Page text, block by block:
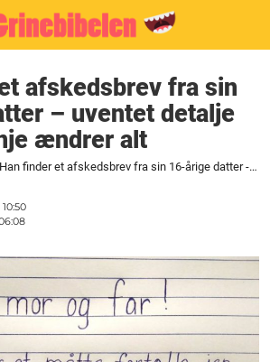
afskedsbrev fra sin
– uventet detalje
ændrer alt
Han finder et afskedsbrev fra sin 16-årige datter - uventet detalje på sidste linje ændrer alt